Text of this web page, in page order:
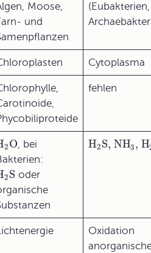
Moose,
und
Cytoplasma
fehlen
2 O, bei
2 S oder
H2 S, NH3, H
Oxidation